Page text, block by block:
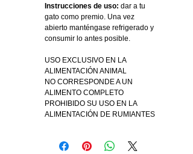
Instrucciones de uso: dar a tu
gato como premio. Una vez
abierto manténgase refrigerado y
consumir lo antes posible.
USO EXCLUSIVO EN LA
ALIMENTACIÓN ANIMAL
NO CORRESPONDE A UN
ALIMENTO COMPLETO
PROHIBIDO SU USO EN LA
ALIMENTACIÓN DE RUMIANTES